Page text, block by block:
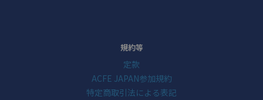
規約等
定款
ACFE JAPAN参加規約
特定商取引法による表記